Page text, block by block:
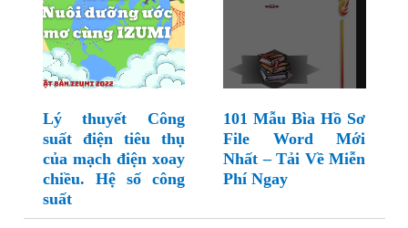
Lý thuyết Công
suất điện tiêu thụ
của mạch điện xoay
chiều. Hệ số công
suất
101 Mẫu Bìa Hồ Sơ
File Word Mới
Nhất – Tải Về Miễn
Phí Ngay